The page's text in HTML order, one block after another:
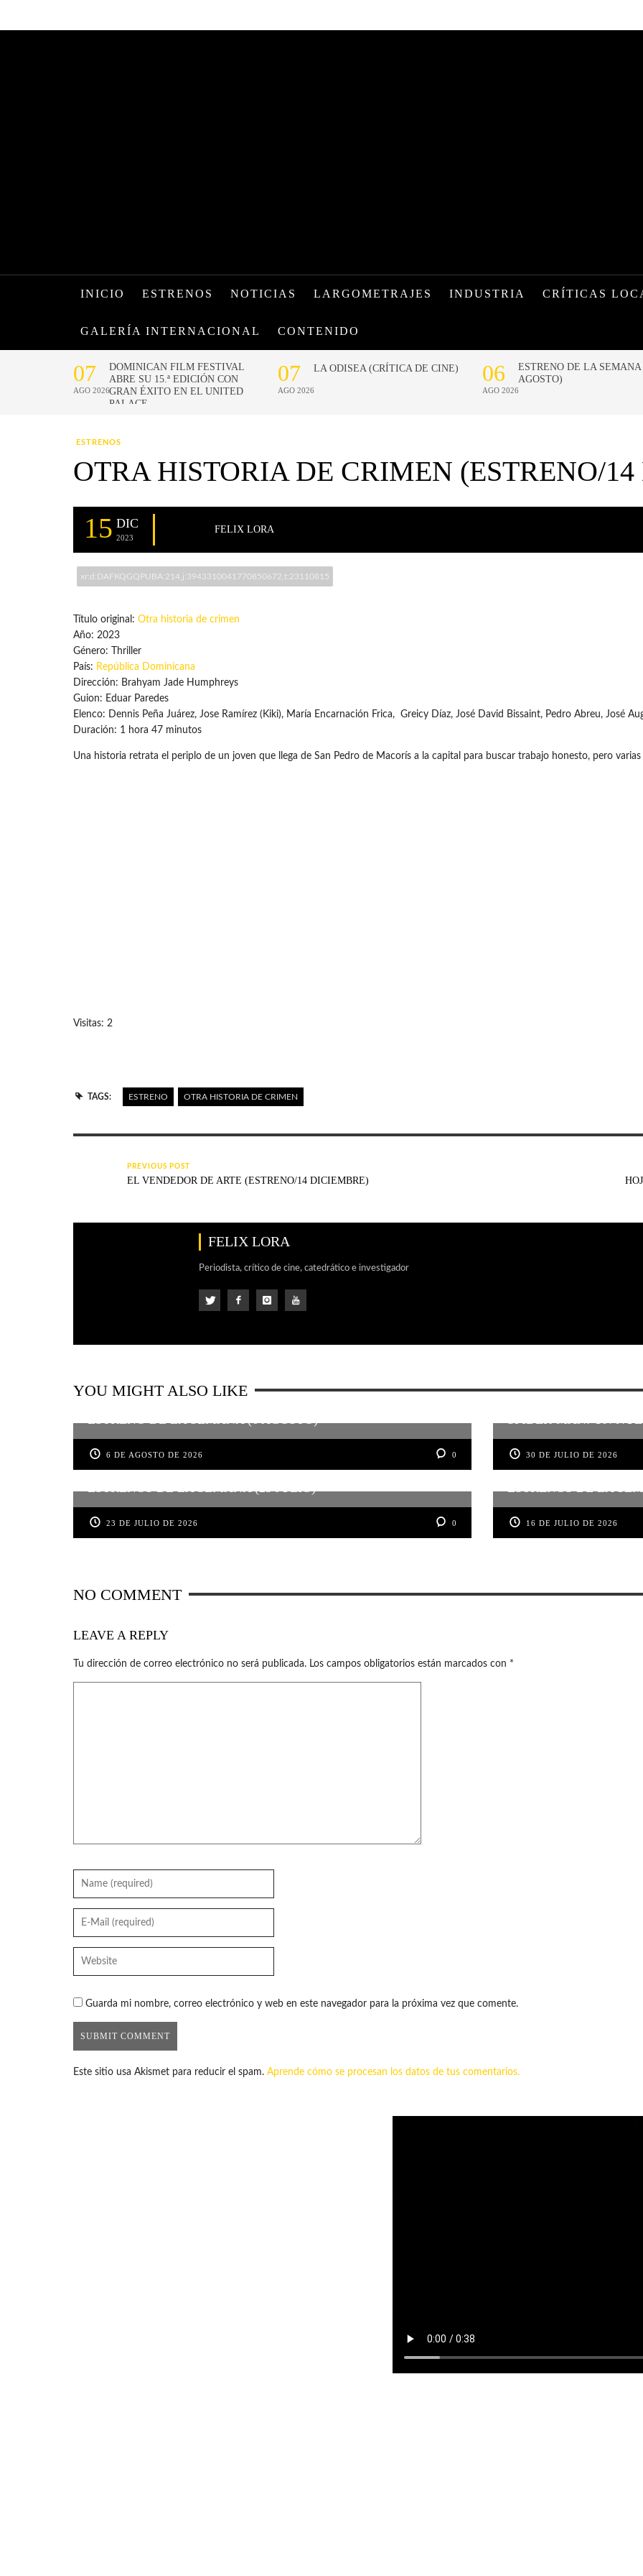
INICIO ESTRENOS NOTICIAS LARGOMETRAJES INDUSTRIA CRÍTICAS
GALERÍA INTERNACIONAL CONTENIDO
ESTRENOS
OTRA HISTORIA DE CRIMEN (ESTRENO/
15 DIC
2023
FELIX LORA
xr:d:DAFKQGQPUBA:214,j:3943310041770850672,t:23110815
Título original: Otra historia de crimen
Año: 2023
Género: Thriller
País: República Dominicana
Dirección: Brahyam Jade Humphreys
Guion: Eduar Paredes
Elenco: Dennis Peña Juárez, Jose Ramírez (Kiki), María Encarnación Frica, Greicy Díaz, José David Bissaint, Pedro Abreu, José
Duración: 1 hora 47 minutos
Una historia retrata el periplo de un joven que llega de San Pedro de Macorís a la capital para buscar trabajo honesto, pero
Visitas: 2
TAGS: ESTRENO OTRA HISTORIA DE CRIMEN
PREVIOUS POST
EL VENDEDOR DE ARTE (ESTRENO/14 DICIEMBRE)
FELIX LORA
Periodista, crítico de cine, catedrático e investigador
YOU MIGHT ALSO LIKE
6 DE AGOSTO DE 2026 0 30 DE JULIO DE 2026
23 DE JULIO DE 2026 0 16 DE JULIO DE 2026
NO COMMENT
LEAVE A REPLY
Tu dirección de correo electrónico no será publicada. Los campos obligatorios están marcados con *
Guarda mi nombre, correo electrónico y web en este navegador para la próxima vez que comente.
Este sitio usa Akismet para reducir el spam. Aprende cómo se procesan los datos de tus comentarios.